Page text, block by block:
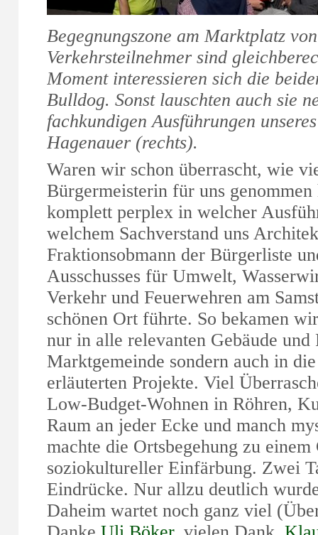
Begegnungszone am Marktplatz
Verkehrsteilnehmer sind
Moment interessieren sich die
Bulldog. Sonst lauschten auch sie
fachkundigen Ausführungen
Hagenauer (rechts).
Waren wir schon überrascht, wie
Bürgermeisterin für uns
komplett perplex in welcher
welchem Sachverstand uns
Fraktionsobmann der Bürgerliste
Ausschusses für Umwelt,
Verkehr und Feuerwehren am
schönen Ort führte. So bekamen
nur in alle relevanten Gebäude
Marktgemeinde sondern auch in
erläuterten Projekte. Viel
Low-Budget-Wohnen in Röhren,
Raum an jeder Ecke und manch
machte die Ortsbegehung zu
soziokultureller Einfärbung. Zwei
Eindrücke. Nur allzu deutlich
Daheim wartet noch ganz viel